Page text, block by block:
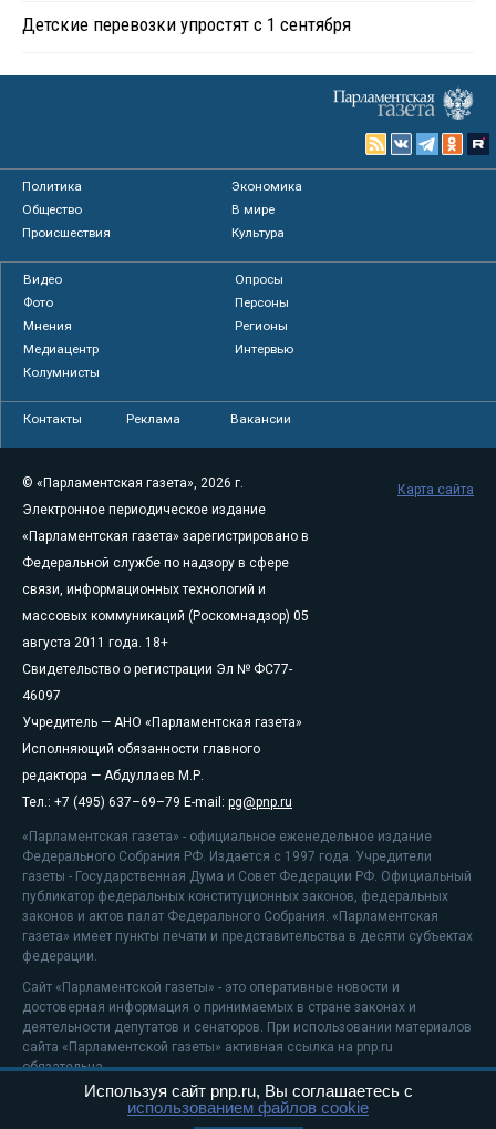
Детские перевозки упростят с 1 сентября
Политика
Экономика
Общество
В мире
Происшествия
Культура
Видео
Опросы
Фото
Персоны
Мнения
Регионы
Медиацентр
Интервью
Колумнисты
Контакты Реклама Вакансии
© «Парламентская газета», 2026 г.
Электронное периодическое издание
«Парламентская газета» зарегистрировано в
Федеральной службе по надзору в сфере
связи, информационных технологий и
массовых коммуникаций (Роскомнадзор) 05
августа 2011 года. 18+
Свидетельство о регистрации Эл № ФС77-
46097
Учредитель — АНО «Парламентская газета»
Исполняющий обязанности главного
редактора — Абдуллаев М.Р.
Тел.: +7 (495) 637–69–79 E-mail: pg@pnp.ru
«Парламентская газета» - официальное еженедельное издание
Федерального Собрания РФ. Издается с 1997 года. Учредители
газеты - Государственная Дума и Совет Федерации РФ. Официальный
публикатор федеральных конституционных законов, федеральных
законов и актов палат Федерального Собрания. «Парламентская
газета» имеет пункты печати и представительства в десяти субъектах
федерации.
Сайт «Парламентской газеты» - это оперативные новости и
достоверная информация о принимаемых в стране законах и
деятельности депутатов и сенаторов. При использовании материалов
сайта «Парламентской газеты» активная ссылка на pnp.ru
обязательна.
На информационном ресурсе применяютсярекомендательные
Карта сайта
Используя сайт pnp.ru, Вы соглашаетесь с
использованием файлов cookie